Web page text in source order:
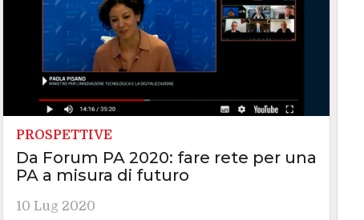
PROSPETTIVE
Da Forum PA 2020: fare rete per una
PA a misura di futuro
10 Lug 2020